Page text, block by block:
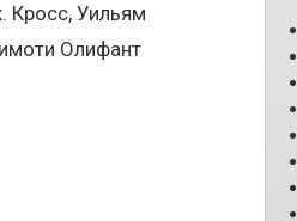
Уильям
Олифант